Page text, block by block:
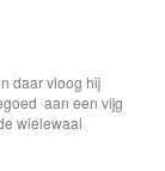
daar vloog hij
aan een vijg
wielewaal